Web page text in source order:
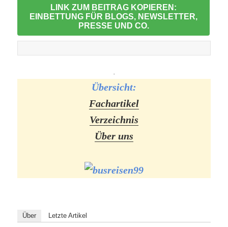
LINK ZUM BEITRAG KOPIEREN:
EINBETTUNG FÜR BLOGS, NEWSLETTER,
PRESSE UND CO.
-
Übersicht:
Fachartikel
Verzeichnis
Über uns
Über Letzte Artikel